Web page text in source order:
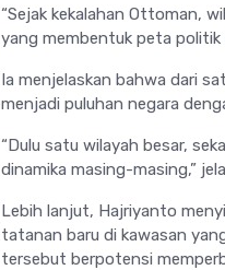
“Sejak kekalahan Ottoman,
yang membentuk peta politik
Ia menjelaskan bahwa dari
menjadi puluhan negara
“Dulu satu wilayah besar,
dinamika masing-masing,”
Lebih lanjut, Hajriyanto
tatanan baru di kawasan
tersebut berpotensi